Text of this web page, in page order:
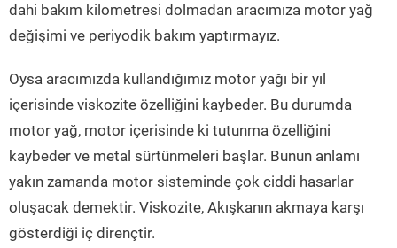
dahi bakım kilometresi dolmadan aracımıza motor yağ
değişimi ve periyodik bakım yaptırmayız.
Oysa aracımızda kullandığımız motor yağı bir yıl
içerisinde viskozite özelliğini kaybeder. Bu durumda
motor yağ, motor içerisinde ki tutunma özelliğini
kaybeder ve metal sürtünmeleri başlar. Bunun anlamı
yakın zamanda motor sisteminde çok ciddi hasarlar
oluşacak demektir. Viskozite, Akışkanın akmaya karşı
gösterdiği iç dirençtir.